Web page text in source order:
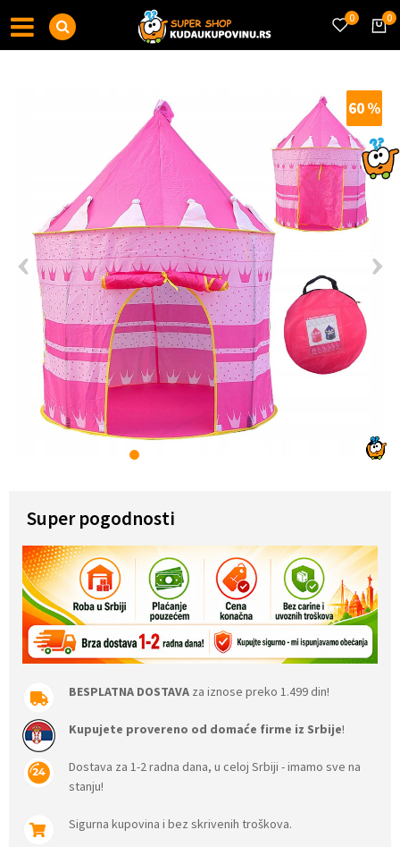
0
0
1
60%
Super pogodnosti
BESPLATNA DOSTAVA za iznose preko 1.499 din!
Kupujete provereno od domaće firme iz Srbije!
Dostava za 1-2 radna dana, u celoj Srbiji - imamo sve na
stanju!
Sigurna kupovina i bez skrivenih troškova.